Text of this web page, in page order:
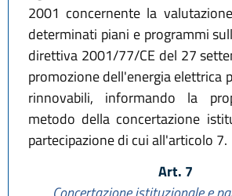
2001 concernente la
determinati piani e programmi
direttiva 2001/77/CE del 27
promozione dell'energia elettrica
rinnovabili, informando la
metodo della concertazione
partecipazione di cui all'articolo 7.
Art. 7